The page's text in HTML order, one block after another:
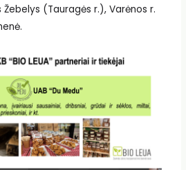
(Tauragės r.), Varėnos r.